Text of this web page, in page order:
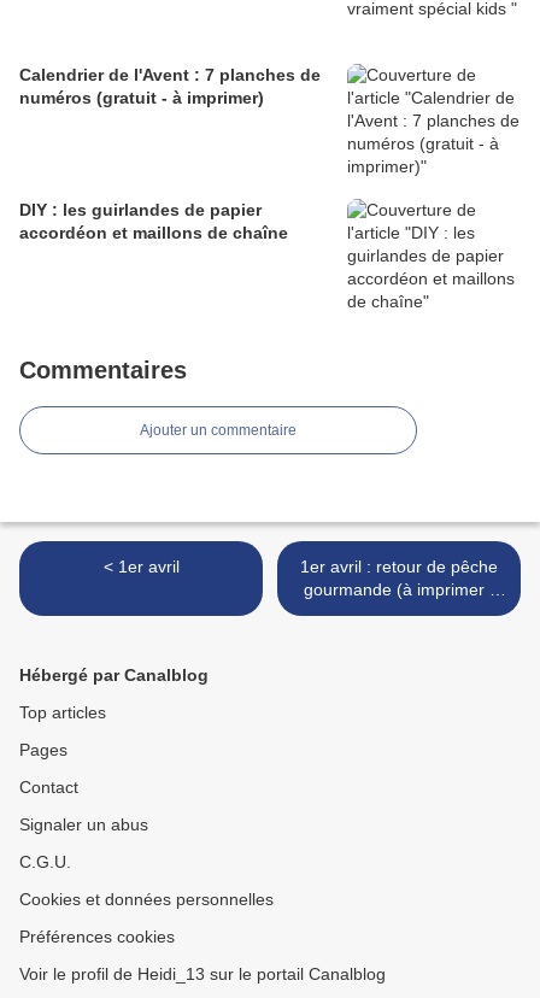
Calendrier de l'Avent : 7 planches de
numéros (gratuit - à imprimer)
DIY : les guirlandes de papier
accordéon et maillons de chaîne
Commentaires
Ajouter un commentaire
< 1er avril
1er avril : retour de pêche
gourmande (à imprimer -
gratuit) >
Hébergé par Canalblog
Top articles
Pages
Contact
Signaler un abus
C.G.U.
Cookies et données personnelles
Préférences cookies
Voir le profil de Heidi_13 sur le portail Canalblog